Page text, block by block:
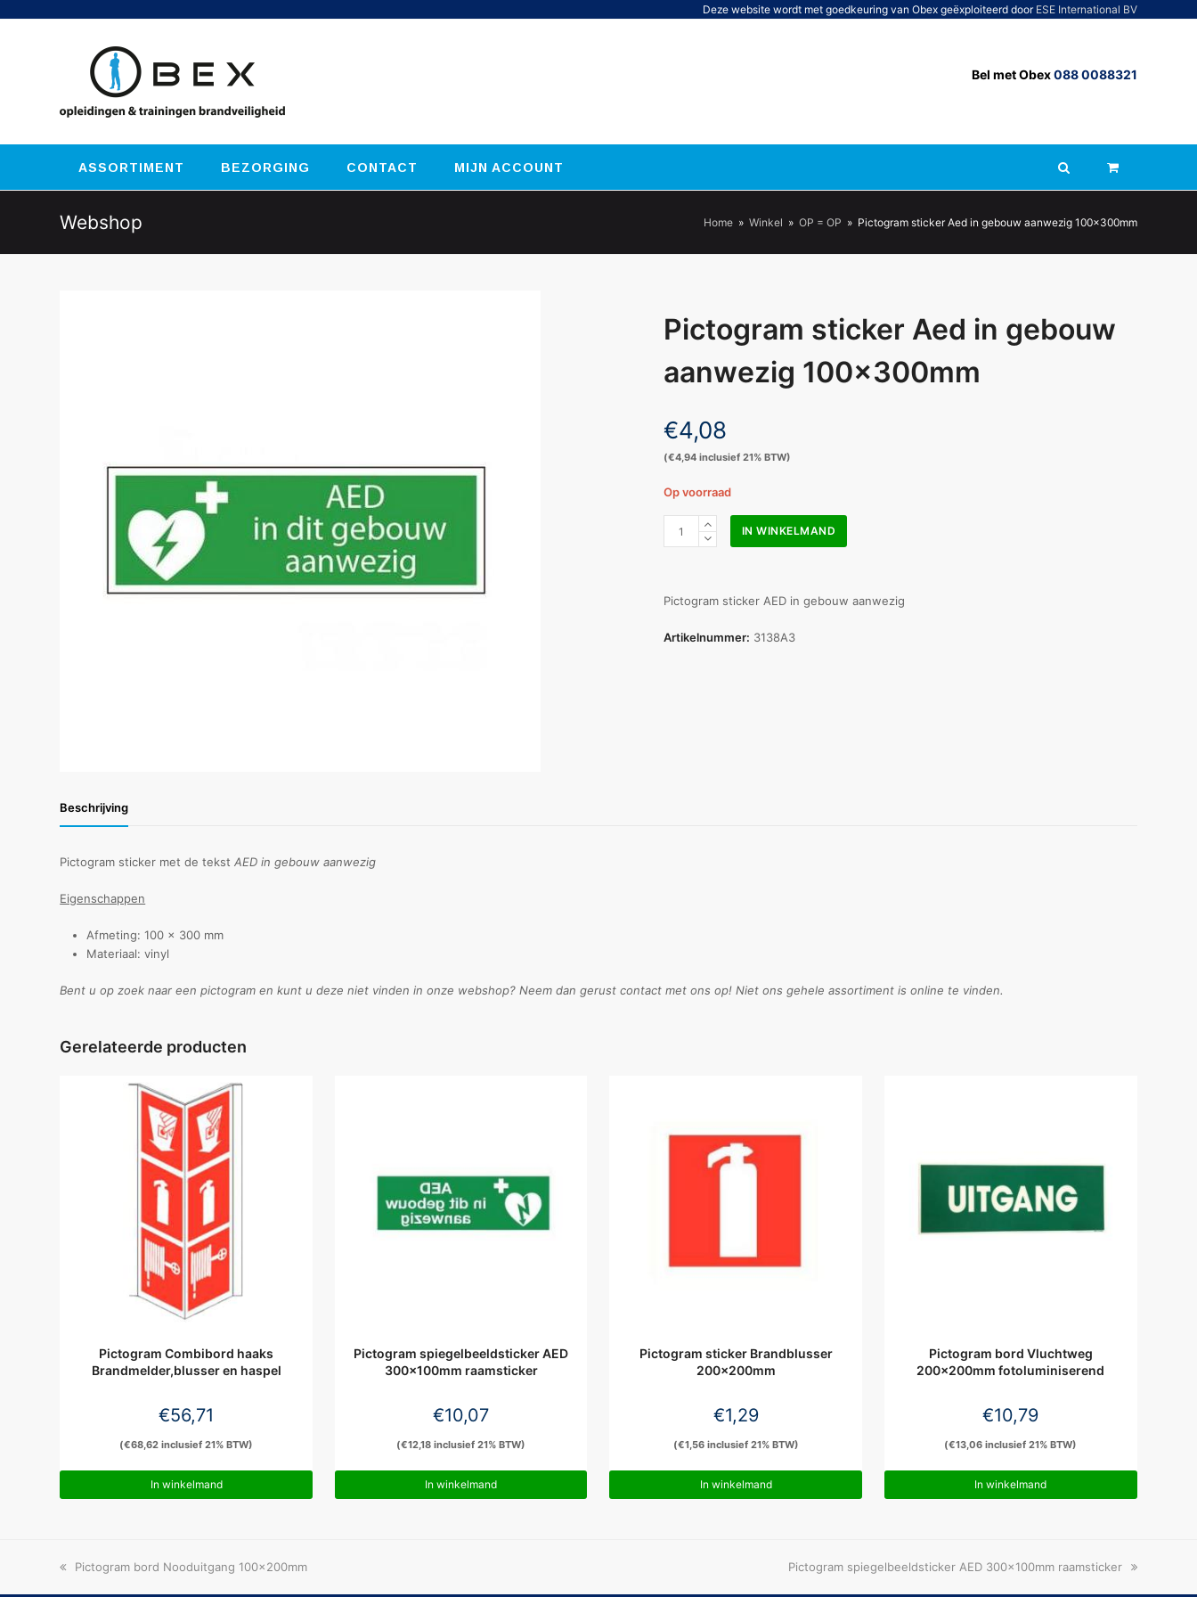
Deze website wordt met goedkeuring van Obex geëxploiteerd door ESE International BV
Bel met Obex088 0088321
ASSORTIMENT BEZORGING CONTACT MIJN ACCOUNT
Webshop Home » Winkel » OP = OP » Pictogram sticker Aed in gebouw aanwezig 100x300mm
Pictogram sticker Aed in gebouw
aanwezig 100x300mm
€4,08
(€4,94inclusief 21% BTW)
Op voorraad
Pictogram
gebouw
100x300mm
IN WINKELMAND
Pictogram sticker AED in gebouw aanwezig
Artikelnummer: 3138A3
Beschrijving
Pictogram sticker met de tekstAED in gebouw aanwezig
Eigenschappen
Afmeting: 100 x 300 mm
Materiaal: vinyl
Bent u op zoek naar een pictogram en kunt u deze niet vinden in onze webshop? Neem dan gerust contact met ons op! Niet ons gehele assortiment is online te vinden.
Gerelateerde producten
Pictogram Combibord haaks
Brandmelder,blusser en haspel
€56,71
(€68,62 inclusief 21% BTW)
In winkelmand
Pictogram spiegelbeeldsticker AED
300x100mm raamsticker
€10,07
(€12,18 inclusief 21% BTW)
In winkelmand
Pictogram sticker Brandblusser
200x200mm
€1,29
(€1,56inclusief 21% BTW)
In winkelmand
Pictogram bord Vluchtweg
200x200mm fotoluminiserend
€10,79
(€13,06 inclusief 21% BTW)
In winkelmand
previous
Pictogram bord Nooduitgang 100x200mm
next
Pictogram spiegelbeeldsticker AED 300x100mm raamsticker